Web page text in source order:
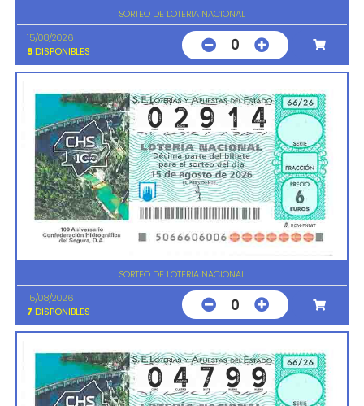
SORTEO DE LOTERIA NACIONAL
15/08/2026
9 DISPONIBLES 0
SORTEO DE LOTERIA NACIONAL
15/08/2026
7 DISPONIBLES 0